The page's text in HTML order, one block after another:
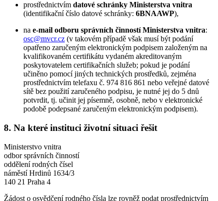
prostřednictvím datové schránky Ministerstva vnitra
(identifikační číslo datové schránky: 6BNAAWP),
na e-mail odboru správních činností Ministerstva vnitra:
osc@mvcr.cz (v takovém případě však musí být podání
opatřeno zaručeným elektronickým podpisem založeným na
kvalifikovaném certifikátu vydaném akreditovaným
poskytovatelem certifikačních služeb; pokud je podání
učiněno pomocí jiných technických prostředků, zejména
prostřednictvím telefaxu č. 974 816 861 nebo veřejné datové
sítě bez použití zaručeného podpisu, je nutné jej do 5 dnů
potvrdit, tj. učinit jej písemně, osobně, nebo v elektronické
podobě podepsané zaručeným elektronickým podpisem).
8. Na které instituci životní situaci řešit
Ministerstvo vnitra
odbor správních činností
oddělení rodných čísel
náměstí Hrdinů 1634/3
140 21 Praha 4
Žádost o osvědčení rodného čísla lze rovněž podat prostřednictvím